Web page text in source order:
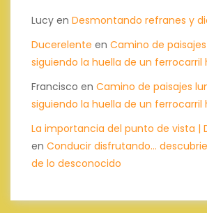
Lucy en Desmontando refranes y
Ducerelente en Camino de
siguiendo la huella de un ferrocarril
Francisco en Camino de paisajes
siguiendo la huella de un ferrocarril
La importancia del punto de vista |
en Conducir disfrutando…
de lo desconocido